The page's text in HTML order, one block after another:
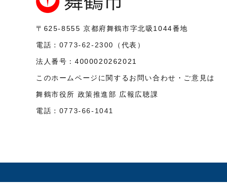
〒625-8555 京都府舞鶴市字北吸1044番地
電話： 0773-62-2300 （代表）
法人番号： 4000020262021
このホームページに関するお問い合わせ・ご意見は
舞鶴市役所 政策推進部 広報広聴課
電話： 0773-66-1041